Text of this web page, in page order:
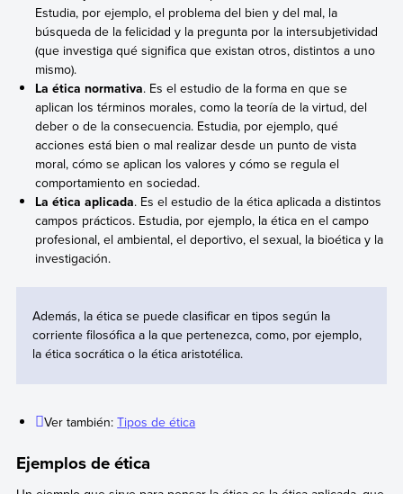
Estudia, por ejemplo, el problema del bien y del mal, la
búsqueda de la felicidad y la pregunta por la intersubjetividad
(que investiga qué significa que existan otros, distintos a uno
mismo).
La ética normativa. Es el estudio de la forma en que se
aplican los términos morales, como la teoría de la virtud, del
deber o de la consecuencia. Estudia, por ejemplo, qué
acciones está bien o mal realizar desde un punto de vista
moral, cómo se aplican los valores y cómo se regula el
comportamiento en sociedad.
La ética aplicada. Es el estudio de la ética aplicada a distintos
campos prácticos. Estudia, por ejemplo, la ética en el campo
profesional, el ambiental, el deportivo, el sexual, la bioética y la
investigación.
Además, la ética se puede clasificar en tipos según la
corriente filosófica a la que pertenezca, como, por ejemplo,
la ética socrática o la ética aristotélica.
Ver también:Tipos de ética
Ejemplos de ética